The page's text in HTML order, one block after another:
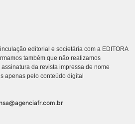
editorial e societária com a EDITORA
também que não realizamos
da revista impressa de nome
apenas pelo conteúdo digital